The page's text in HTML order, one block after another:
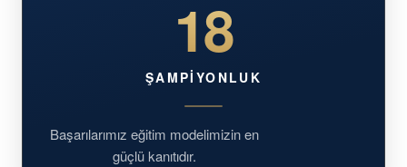
18
ŞAMPIYONLUK
Başarılarımız eğitim modelimizin en
güçlü kanıtıdır.